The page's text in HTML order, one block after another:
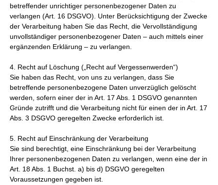
betreffender unrichtiger personenbezogener Daten zu
verlangen (Art. 16 DSGVO). Unter Berücksichtigung der Zwecke
der Verarbeitung haben Sie das Recht, die Vervollständigung
unvollständiger personenbezogener Daten – auch mittels einer
ergänzenden Erklärung – zu verlangen.
4. Recht auf Löschung („Recht auf Vergessenwerden“)
Sie haben das Recht, von uns zu verlangen, dass Sie
betreffende personenbezogene Daten unverzüglich gelöscht
werden, sofern einer der in Art. 17 Abs. 1 DSGVO genannten
Gründe zutrifft und die Verarbeitung nicht für einen der in Art. 17
Abs. 3 DSGVO geregelten Zwecke erforderlich ist.
5. Recht auf Einschränkung der Verarbeitung
Sie sind berechtigt, eine Einschränkung bei der Verarbeitung
Ihrer personenbezogenen Daten zu verlangen, wenn eine der in
Art. 18 Abs. 1 Buchst. a) bis d) DSGVO geregelten
Voraussetzungen gegeben ist.